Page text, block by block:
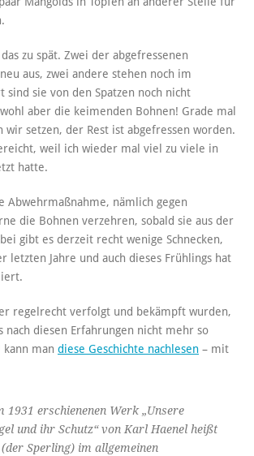
zu spät. Zwei der abgefressenen
aus, zwei andere stehen noch im
sind sie von den Spatzen noch nicht
aber die keimenden Bohnen! Grade mal
setzen, der Rest ist abgefressen worden.
weil ich wieder mal viel zu viele in
hatte.
Abwehrmaßnahme, nämlich gegen
die Bohnen verzehren, sobald sie aus der
gibt es derzeit recht wenige Schnecken,
letzten Jahre und auch dieses Frühlings hat
regelrecht verfolgt und bekämpft wurden,
nach diesen Erfahrungen nicht mehr so
man diese Geschichte nachlesen – mit
1931 erschienenen Werk „Unsere
und ihr Schutz“ von Karl Haenel heißt
Sperling) im allgemeinen